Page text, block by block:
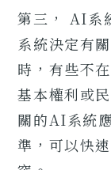
第三， AI系
系統決定有
時，有些不
基本權利或
關的AI系統
準，可以快